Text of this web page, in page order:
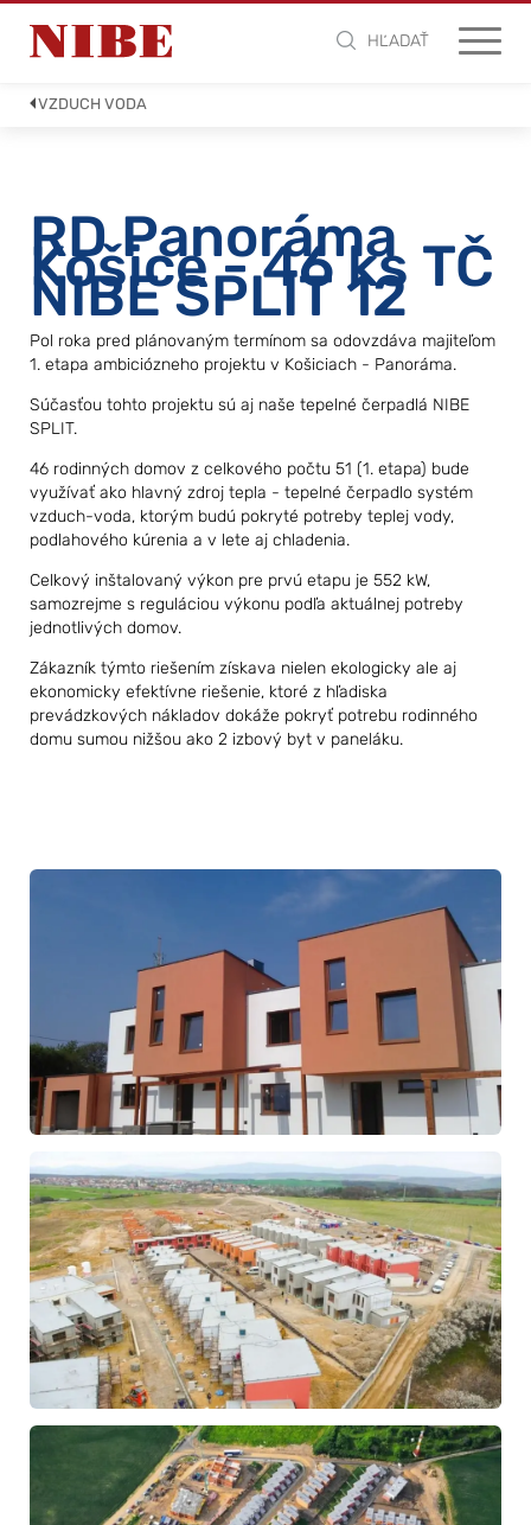
HĽADAŤ
VZDUCH VODA
RD Panoráma
Košice - 46 ks TČ
NIBE SPLIT 12
Pol roka pred plánovaným termínom sa odovzdáva majiteľom
1. etapa ambiciózneho projektu v Košiciach - Panoráma.
Súčasťou tohto projektu sú aj naše tepelné čerpadlá NIBE
SPLIT.
46 rodinných domov z celkového počtu 51 (1. etapa) bude
využívať ako hlavný zdroj tepla - tepelné čerpadlo systém
vzduch-voda, ktorým budú pokryté potreby teplej vody,
podlahového kúrenia a v lete aj chladenia.
Celkový inštalovaný výkon pre prvú etapu je 552 kW,
samozrejme s reguláciou výkonu podľa aktuálnej potreby
jednotlivých domov.
Zákazník týmto riešením získava nielen ekologicky ale aj
ekonomicky efektívne riešenie, ktoré z hľadiska
prevádzkových nákladov dokáže pokryť potrebu rodinného
domu sumou nižšou ako 2 izbový byt v paneláku.